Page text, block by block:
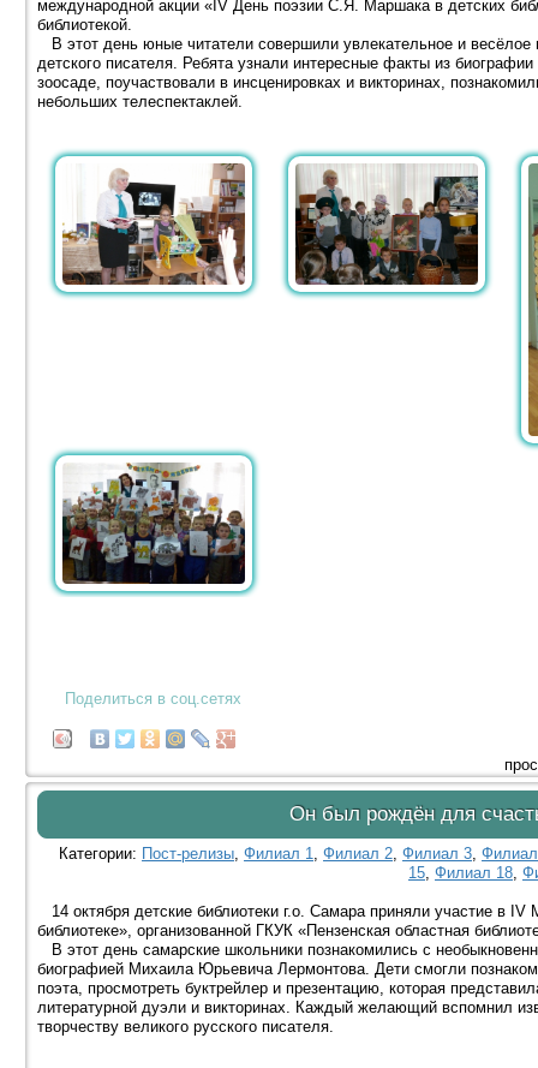
международной акции «IV День поэзии С.Я. Маршака в детских
библиотекой.
В этот день юные читатели совершили увлекательное и
детского писателя. Ребята узнали интересные факты из
зоосаде, поучаствовали в инсценировках и викторинах,
небольших телеспектаклей.
Поделиться в соц.сетях
Он был рождён для
Категории: Пост-релизы ,Филиал 1 ,Филиал 2 ,Филиал 3 ,
15 ,Филиал 18 ,
14 октября детские библиотеки г.о. Самара приняли участие в
библиотеке», организованной ГКУК «Пензенская областная
В этот день самарские школьники познакомились с
биографией Михаила Юрьевича Лермонтова. Дети смогли
поэта, просмотреть буктрейлер и презентацию, которая
литературной дуэли и викторинах. Каждый желающий вспомнил
творчеству великого русского писателя.